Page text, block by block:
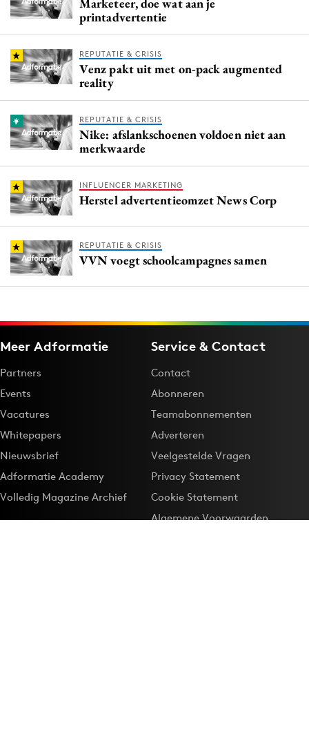
Marketeer, doe wat aan je
printadvertentie
REPUTATIE & CRISIS
Venz pakt uit met on-pack augmented
reality
REPUTATIE & CRISIS
Nike: afslankschoenen voldoen niet aan
merkwaarde
INFLUENCER MARKETING
Herstel advertentieomzet News Corp
REPUTATIE & CRISIS
VVN voegt schoolcampagnes samen
Meer Adformatie
Partners
Events
Vacatures
Whitepapers
Nieuwsbrief
Adformatie Academy
Volledig Magazine Archief
Service & Contact
Contact
Abonneren
Teamabonnementen
Adverteren
Veelgestelde Vragen
Privacy Statement
Cookie Statement
Algemene Voorwaarden